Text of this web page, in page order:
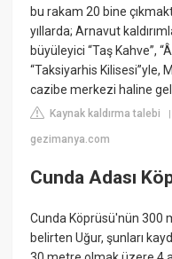
bu rakam 20 bine
yıllarda; Arnavut
büyüleyici “Taş Kahve”,
“Taksiyarhis Kilisesi”yle,
cazibe merkezi haline
Kaynak kaldırma talebi
gezimanya.com
Cunda Adası
Cunda Köprüsü'nün 300
belirten Uğur, şunları